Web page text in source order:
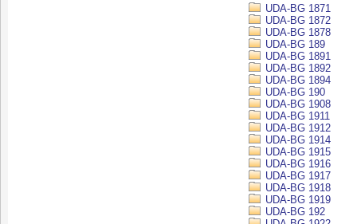
UDA-BG 1871
UDA-BG 1872
UDA-BG 1878
UDA-BG 189
UDA-BG 1891
UDA-BG 1892
UDA-BG 1894
UDA-BG 190
UDA-BG 1908
UDA-BG 1911
UDA-BG 1912
UDA-BG 1914
UDA-BG 1915
UDA-BG 1916
UDA-BG 1917
UDA-BG 1918
UDA-BG 1919
UDA-BG 192